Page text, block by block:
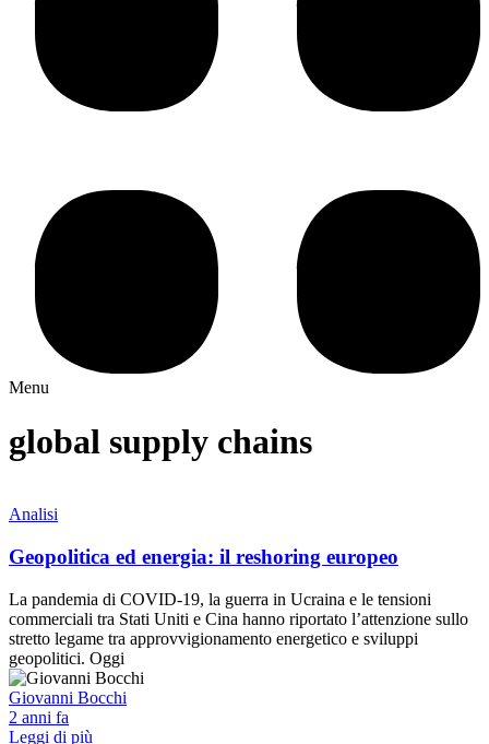
Menu
global supply chains
Analisi
Geopolitica ed energia: il reshoring europeo
La pandemia di COVID-19, la guerra in Ucraina e le tensioni
commerciali tra Stati Uniti e Cina hanno riportato l’attenzione sullo
stretto legame tra approvvigionamento energetico e sviluppi
geopolitici. Oggi
Giovanni Bocchi
2 anni fa
Leggi di più